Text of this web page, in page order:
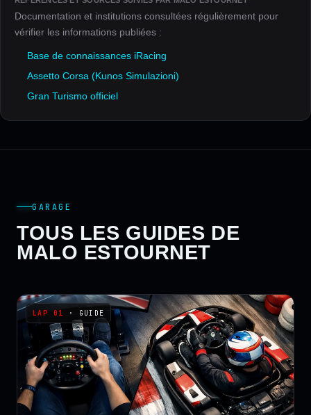
Documentation et institutions consultées régulièrement pour
vérifier les informations publiées :
Base de connaissances iRacing
Assetto Corsa (Kunos Simulazioni)
Gran Turismo officiel
GARAGE
TOUS LES GUIDES DE
MALO ESTOURNET
· GUIDE